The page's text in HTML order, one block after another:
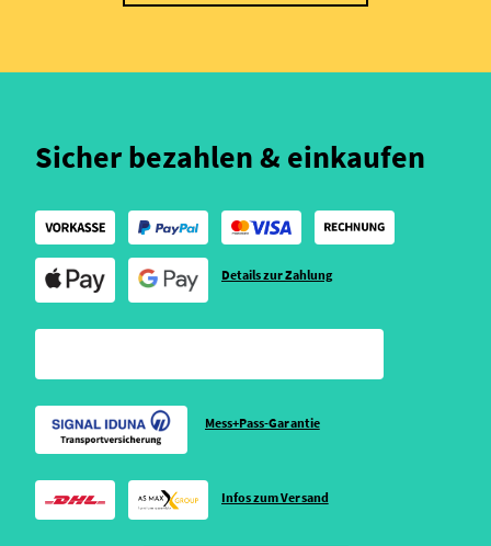
Sicher bezahlen & einkaufen
Details zur Zahlung
Mess+Pass-Garantie
Infos zum Versand